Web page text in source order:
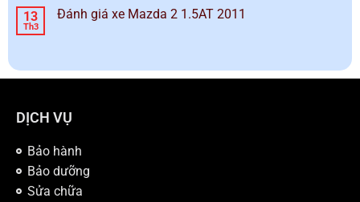
13
Th3
Đánh giá xe Mazda 2 1.5AT 2011
DỊCH VỤ
Bảo hành
Bảo dưỡng
Sửa chữa